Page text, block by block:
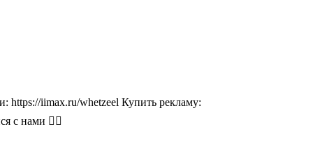
https://iimax.ru/whetzeel Купить рекламу:
с нами 👇🏻